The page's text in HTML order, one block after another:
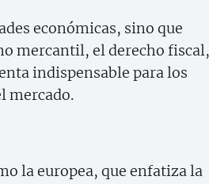
económicas, sino que
mercantil, el derecho fiscal,
indispensable para los
mercado.
la europea, que enfatiza la